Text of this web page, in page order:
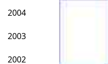
2004
2003
2002